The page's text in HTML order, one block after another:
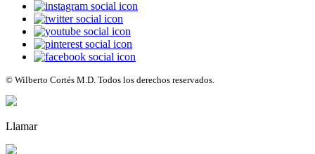
© Wilberto Cortés M.D. Todos los derechos reservados.
Llamar